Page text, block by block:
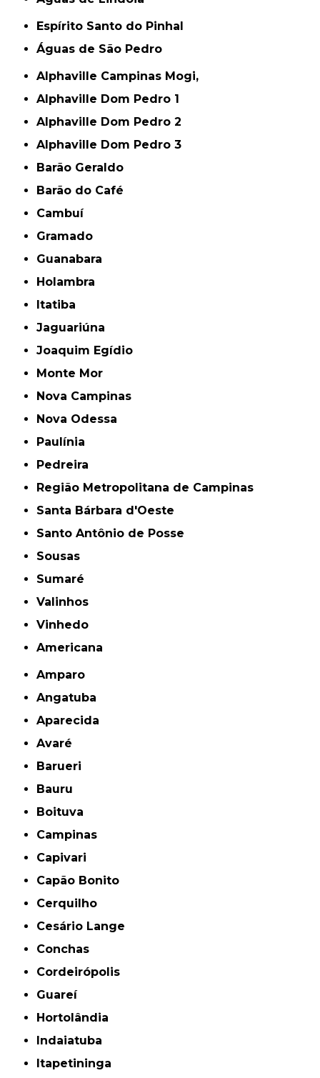
Espírito Santo do Pinhal
Águas de São Pedro
Alphaville Campinas Mogi,
Alphaville Dom Pedro 1
Alphaville Dom Pedro 2
Alphaville Dom Pedro 3
Barão Geraldo
Barão do Café
Cambuí
Gramado
Guanabara
Holambra
Itatiba
Jaguariúna
Joaquim Egídio
Monte Mor
Nova Campinas
Nova Odessa
Paulínia
Pedreira
Região Metropolitana de Campinas
Santa Bárbara d'Oeste
Santo Antônio de Posse
Sousas
Sumaré
Valinhos
Vinhedo
americana
Amparo
Angatuba
Aparecida
Avaré
Barueri
Bauru
Boituva
Campinas
Capivari
Capão Bonito
Cerquilho
Cesário Lange
Conchas
Cordeirópolis
Guareí
Hortolândia
Indaiatuba
Itapetininga